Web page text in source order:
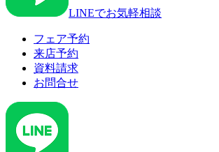
LINEでお気軽相談
フェア予約
来店予約
資料請求
お問合せ